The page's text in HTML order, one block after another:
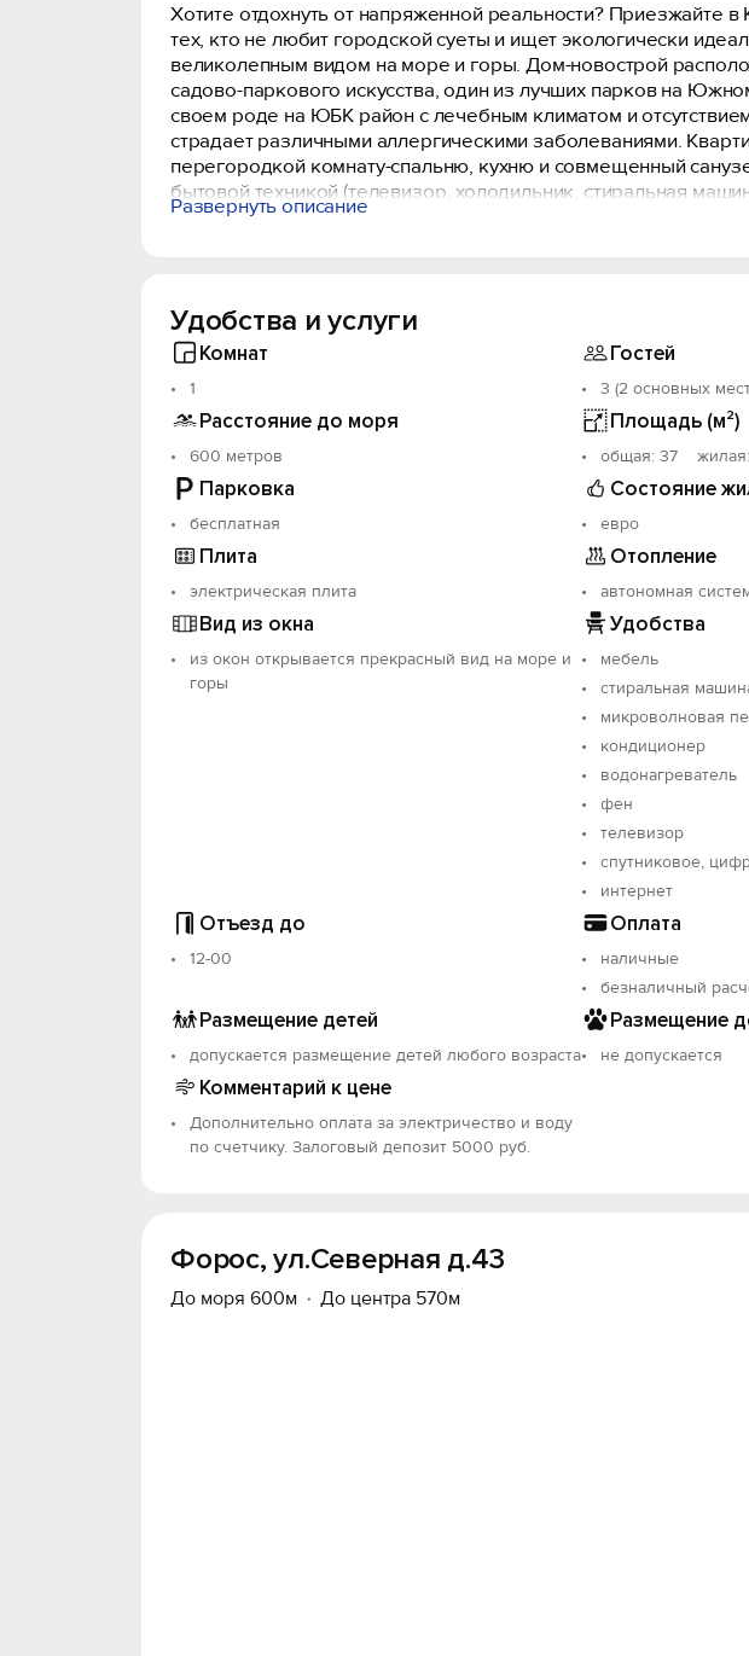
Хотите отдохнуть от напряженной реальности?
тех, кто не любит городской суеты и ищет экологически
великолепным видом на море и горы. Дом-новострой
садово-паркового искусства, один из лучших парков на
своем роде на ЮБК район с лечебным климатом и
страдает различными аллергическими заболеваниями.
перегородкой комнату-спальню, кухню и совмещенный
бытовой техникой (телевизор, холодильник, стиральная
мебелью. Холодная и горячая вода круглосуточно. Оплата за
Развернуть описание
Удобства и услуги
Комнат
1
Гостей
3 (2 основных
Расстояние до моря
600 метров
Площадь (м²)
oбщая: 37
Парковка
бесплатная
Состояние
евро
Плита
электрическая плита
Отопление
автономная
Вид из окна
из окон открывается прекрасный вид на море и
горы
Удобства
мебель
стиральная
микроволновая
кондиционер
водонагреватель
фен
телевизор
спутниковое,
интернет
Отъезд до
12-00
Оплата
наличные
безналичный
Размещение детей
допускается размещение детей любого возраста
Размещение
не допускается
Комментарий к цене
Дополнительно оплата за электричество и воду
по счетчику. Залоговый депозит 5000 руб.
Форос, ул.Северная д.43
До моря 600м До центра 570м